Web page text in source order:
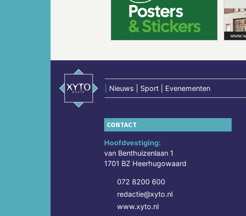
Nieuws | Sport | Evenementen
CONTACT
Hoofdvestiging:
van Benthuizenlaan 1
1701 BZ Heerhugowaard
072 8200 600
redactie@xyto.nl
www.xyto.nl